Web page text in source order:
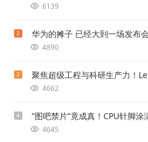
6139
2 华为的摊子 已经大到一场发布
4890
3 聚焦超级工程与科研生产力！
4662
4 “图吧禁片”竟成真！CPU针脚
4645